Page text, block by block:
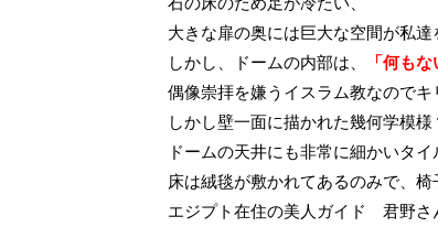
大きな扉の奥には巨大な空間が私達
しかし、ドームの内部は、
「何もな
偶像崇拝を嫌うイスラム教なのでキ
しかし壁一面に描かれた幾何学模
ドームの天井にも非常に細かいタイ
床は絨毯が敷かれてあるのみで、椅
エジプト在住の美人ガイド 君野さ